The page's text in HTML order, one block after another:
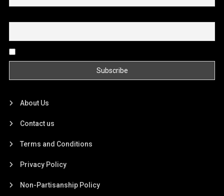
About Us
Contact us
Terms and Conditions
Privacy Policy
Non-Partisanship Policy